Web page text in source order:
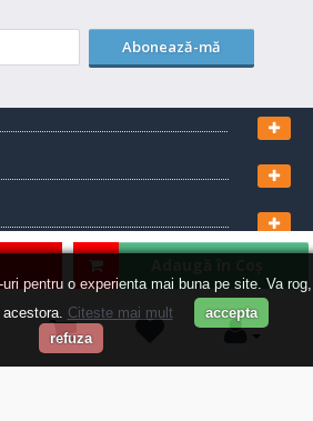
pentru o experienta mai buna pe site. Va rog,
Citeste mai mult
accepta
refuza
Abonează-mă